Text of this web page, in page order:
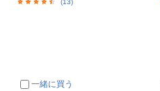
(13)
一緒に買う